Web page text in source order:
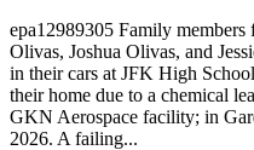
epa12989305 Family
Olivas, Joshua Olivas, and
in their cars at JFK High
their home due to a chemical
GKN Aerospace facility; in
2026. A failing...